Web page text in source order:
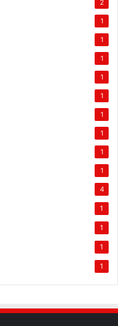
2
1
1
1
1
1
1
1
1
1
4
1
1
1
1